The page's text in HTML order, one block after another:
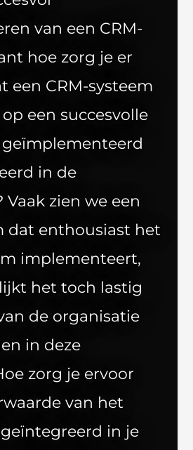
van een CRM-
hoe zorg je er
een CRM-systeem
een succesvolle
in de
Vaak zien we een
dat enthousiast het
implementeert,
het toch lastig
de organisatie
in deze
zorg je ervoor
van het
in je